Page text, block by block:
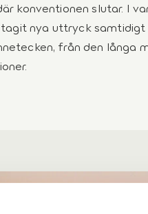
konventionen slutar. I
nya uttryck samtidigt
från den långa